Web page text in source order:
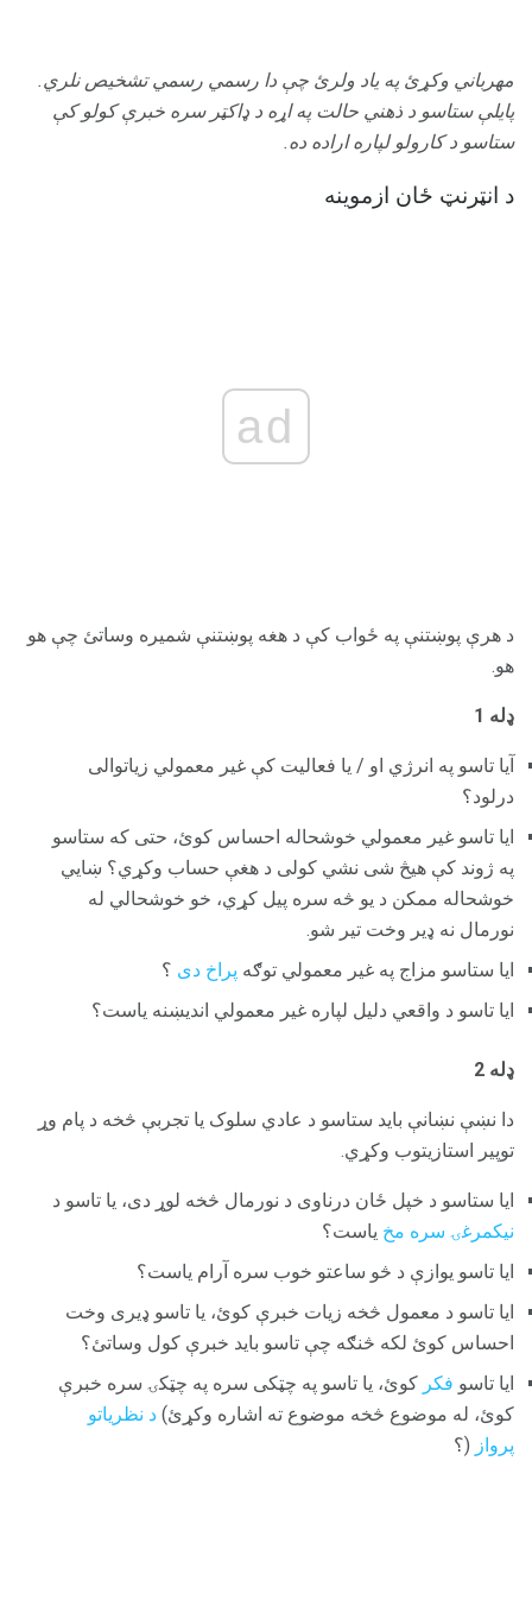
مهرباني وکړئ په یاد ولرئ چې دا رسمي رسمي تشخیص نلري.
پایلې ستاسو د ذهني حالت په اړه د ډاکټر سره خبرې کولو کې
ستاسو د کارولو لپاره اراده ده.
د انټرنټ ځان ازموینه
ad
د هرې پوښتنې په ځواب کې د هغه پوښتنې شمیره وساتئ چې هو
هو.
ډله 1
آیا تاسو په انرژي او / یا فعالیت کې غیر معمولي زیاتوالی
درلود؟
ایا تاسو غیر معمولي خوشحاله احساس کوئ، حتی که ستاسو
په ژوند کې هیڅ شی نشي کولی د هغې حساب وکړي؟ ښايي
خوشحاله ممکن د یو څه سره پیل کړي، خو خوشحالي له
نورمال نه ډیر وخت تیر شو.
ایا ستاسو مزاج په غیر معمولي توګه پراخ دی ؟
ایا تاسو د واقعي دلیل لپاره غیر معمولي اندیښنه یاست؟
ډله 2
دا نښې نښانې باید ستاسو د عادي سلوک یا تجربې څخه د پام وړ
توپیر استازیتوب وکړي.
ایا ستاسو د خپل ځان درناوی د نورمال څخه لوړ دی، یا تاسو د
نیکمرغۍ سره مخ یاست؟
ایا تاسو یوازې د څو ساعتو خوب سره آرام یاست؟
ایا تاسو د معمول څخه زیات خبرې کوئ، یا تاسو ډیری وخت
احساس کوئ لکه څنګه چې تاسو باید خبرې کول وساتئ؟
ایا تاسو فکر کوئ، یا تاسو په چټکی سره په چټکۍ سره خبرې
کوئ، له موضوع څخه موضوع ته اشاره وکړئ) د نظریاتو
پرواز (؟